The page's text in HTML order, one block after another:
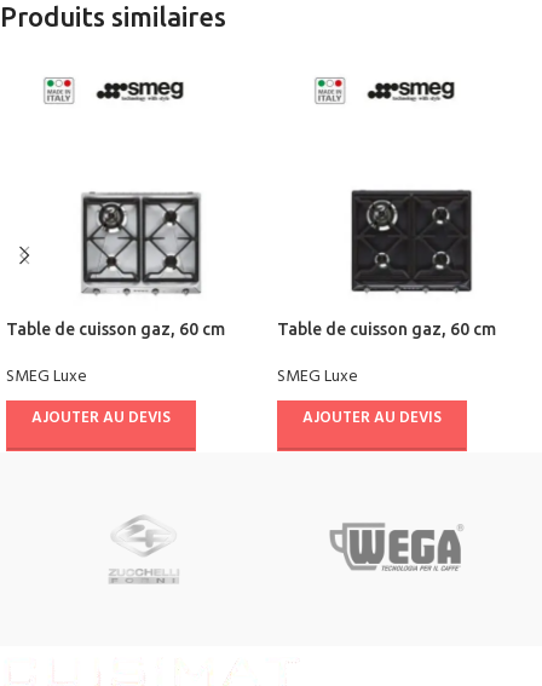
Produits similaires
Table de cuisson gaz, 60 cm
SMEG Luxe
AJOUTER AU DEVIS
Table de cuisson gaz, 60 cm
SMEG Luxe
AJOUTER AU DEVIS